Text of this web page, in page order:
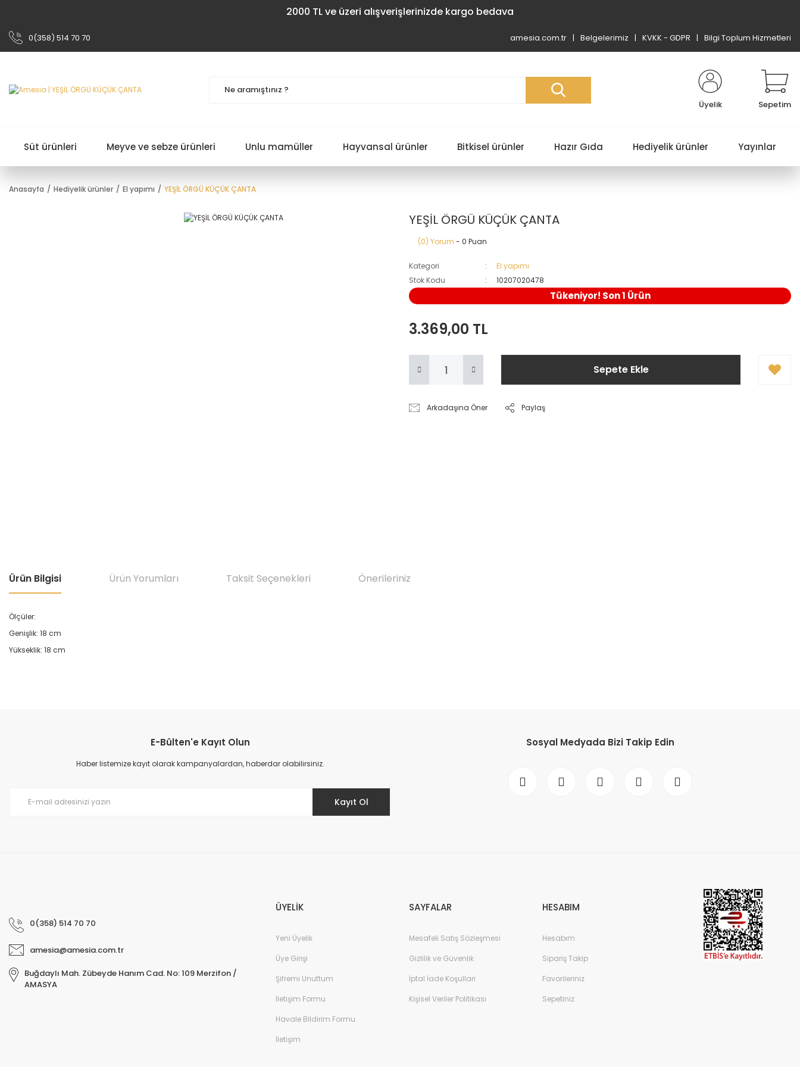
2000 TL ve üzeri alışverişlerinizde kargo bedava
0(358) 514 70 70 amesia.com.tr Belgelerimiz KVKK - GDPR Bilgi Toplum Hizmetleri
Üyelik Sepetim
Süt ürünleri Meyve ve sebze ürünleri Unlu mamüller Hayvansal ürünler Bitkisel ürünler Hazır Gıda Hediyelik ürünler Yayınlar
Anasayfa Hediyelik ürünler El yapımı YEŞİL ÖRGÜ KÜÇÜK ÇANTA
YEŞİL ÖRGÜ KÜÇÜK ÇANTA
(0) Yorum - 0 Puan
Kategori
El yapımı
Stok Kodu
10207020478
Tükeniyor! Son 1 Ürün
3.369,00 TL
Sepete Ekle
Arkadaşına Öner Paylaş
Ürün Bilgisi Ürün Yorumları Taksit Seçenekleri Önerileriniz
Ölçüler:
Genişlik: 18 cm
Yükseklik: 18 cm
Ürün resmi kalitesiz, bozuk veya görüntülenemiyor.
Ürün açıklamasında eksik bilgiler bulunuyor.
E-Bülten'e Kayıt Olun
Haber listemize kayıt olarak kampanyalardan, haberdar olabilirsiniz.
Kayıt Ol
Sosyal Medyada Bizi Takip Edin
0(358) 514 70 70
amesia@amesia.com.tr
Buğdaylı Mah. Zübeyde Hanım Cad. No: 109 Merzifon /
AMASYA
ÜYELİK
Yeni Üyelik
Üye Girişi
Şifremi Unuttum
İletişim Formu
Havale Bildirim Formu
İletişim
SAYFALAR
Mesafeli Satış Sözleşmesi
Gizlilik ve Güvenlik
İptal İade Koşullari
Kişisel Veriler Politikası
HESABIM
Hesabım
Sipariş Takip
Favorileriniz
Sepetiniz